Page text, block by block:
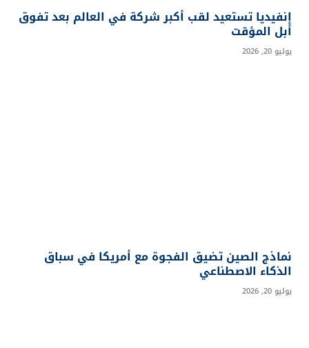
إنفيديا تستعيد لقب أكبر شركة في العالم بعد تفوق
أبل المؤقت
يوليو 20, 2026
نماذج الصين تضيق الفجوة مع أمريكا في سباق
الذكاء الاصطناعي
يوليو 20, 2026